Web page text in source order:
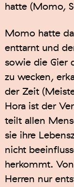
hatte (Momo,
Momo hatte
enttarnt und
sowie die Gier
zu wecken,
der Zeit
Hora ist der
teilt allen
sie ihre
nicht
herkommt.
Herren nur